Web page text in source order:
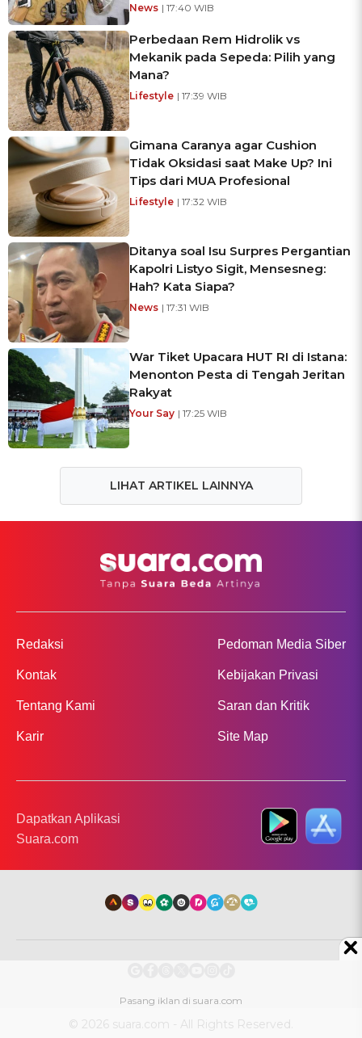
News | 17:40 WIB
Perbedaan Rem Hidrolik vs
Mekanik pada Sepeda: Pilih yang
Mana?
Lifestyle | 17:39 WIB
Gimana Caranya agar Cushion
Tidak Oksidasi saat Make Up? Ini
Tips dari MUA Profesional
Lifestyle | 17:32 WIB
Ditanya soal Isu Surpres Pergantian
Kapolri Listyo Sigit, Mensesneg:
Hah? Kata Siapa?
News | 17:31 WIB
War Tiket Upacara HUT RI di Istana:
Menonton Pesta di Tengah Jeritan
Rakyat
Your Say | 17:25 WIB
LIHAT ARTIKEL LAINNYA
Redaksi
Kontak
Tentang Kami
Karir
Pedoman Media Siber
Kebijakan Privasi
Saran dan Kritik
Site Map
Dapatkan Aplikasi
Suara.com
© 2026 suara.com - All Rights Reserved.